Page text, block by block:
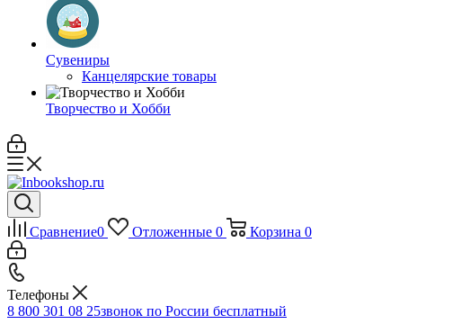
Сувениры
Канцелярские товары
Творчество и Хобби
Сравнение0 Отложенные 0 Корзина 0
Телефоны
8 800 301 08 25звонок по России бесплатный